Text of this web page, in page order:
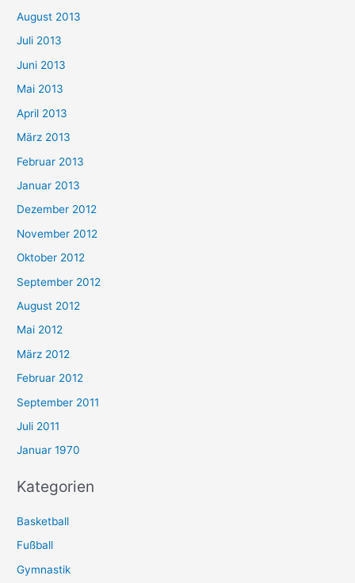
August 2013
Juli 2013
Juni 2013
Mai 2013
April 2013
März 2013
Februar 2013
Januar 2013
Dezember 2012
November 2012
Oktober 2012
September 2012
August 2012
Mai 2012
März 2012
Februar 2012
September 2011
Juli 2011
Januar 1970
Kategorien
Basketball
Fußball
Gymnastik